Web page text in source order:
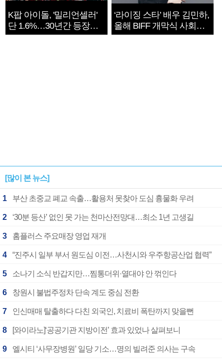
K팝 아이돌, '밀리언셀러'
단 1.6%…30년간 등장
1182개팀 전수조사
‘라이징 스타’ 배우 김민하,
올해 BIFF 개막식 사회자
확정
[많이 본 뉴스]
1 부산 초중교 폐교 속출…활용처 못찾아 도심 흉물화 우려
2 ‘30분 등산’ 없인 못 가는 천마산전망대…최소 1년 고생길
3 홈플러스 주요매장 영업 재개
4 “진주시 일부 부서 원도심 이전…사천시와 우주항공산업 협력”
5 소나기 소식 반갑지만…찜통더위·열대야 안 꺾인다
6 창원시 불법주정차 단속 계도 중심 전환
7 인신매매 탈출하다 다친 외국인, 치료비 폭탄까지 맞을뻔
8 [와이라노]‘공공기관 지방이전’ 효과 있었나 살펴보니
9 엘시티 ‘사무장병원’ 일당 기소…명의 빌려준 의사는 구속